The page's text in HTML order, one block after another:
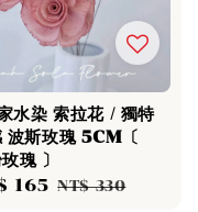
水染 索拉花 / 獨特
波斯玫瑰 5CM〔
瑰 〕
165 Regular
NT$ 330